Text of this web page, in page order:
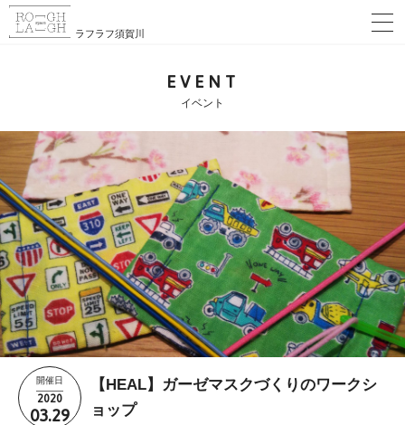
ラフラフ須賀川
EVENT
イベント
開催日
2020
03.29
【HEAL】ガーゼマスクづくりのワークシ
ョップ